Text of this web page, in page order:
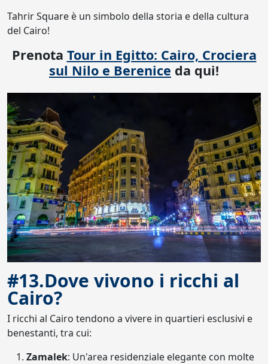
Tahrir Square è un simbolo della storia e della cultura
del Cairo!
Prenota Tour in Egitto: Cairo, Crociera
sul Nilo e Berenice da qui!
#13.Dove vivono i ricchi al
Cairo?
I ricchi al Cairo tendono a vivere in quartieri esclusivi e
benestanti, tra cui:
Zamalek: Un'area residenziale elegante con molte